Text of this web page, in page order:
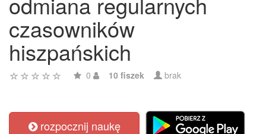
czasowników
hiszpańskich
0 10 fiszek brak
rozpocznij naukę